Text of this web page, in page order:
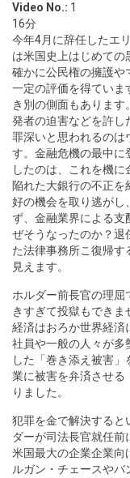
Video No.: 1
16分
今年4月に辞任したエ
は米国史上はじめての
確かに公民権の擁護や
一定の評価を得ていま
き別の側面もありま
発者の迫害などを許し
罪深いと思われるのは
す。金融危機の最中に
したのは、これを機
陥れた大銀行の不正
好の機会を取り逃がし
ず、金融業界による支
ぜそうなったのか？退
た法律事務所こ復帰す
見えます。
ホルダー前長官の理
きすぎて投獄もでき
経済はおろか世界経済
社員や一般の人々が多
した「巻き添え被害
業に被害を弁済させる
りました。
犯罪を金で解決すると
ダーが司法長官就任
米国最大の企業企業向
ルガン・チェースや